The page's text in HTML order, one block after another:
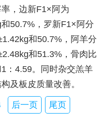
，边新F1×阿为
50.7%，罗新F1×阿分
和50.7%，阿羊分
和51.3%，骨肉比
：4.59。同时杂交羔羊
及板皮质量改善。
后一页 尾页